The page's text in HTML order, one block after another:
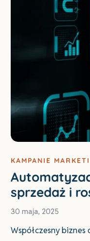
KAMPANIE
sprzedaż i
30 maja, 2025
Współczesny